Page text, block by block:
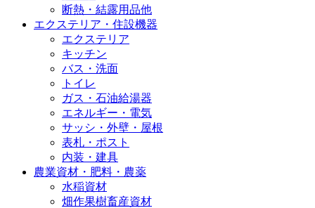
断熱・結露用品他
エクステリア・住設機器
エクステリア
キッチン
バス・洗面
トイレ
ガス・石油給湯器
エネルギー・電気
サッシ・外壁・屋根
表札・ポスト
内装・建具
農業資材・肥料・農薬
水稲資材
畑作果樹畜産資材